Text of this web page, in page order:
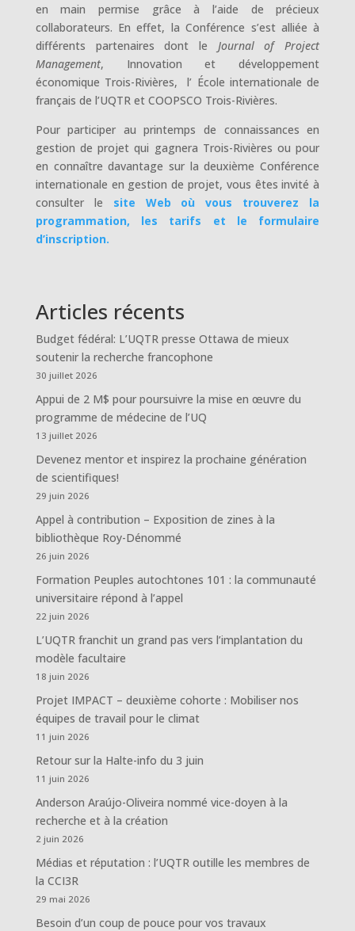
en main permise grâce à l’aide de précieux
collaborateurs. En effet, la Conférence s’est alliée à
différents partenaires dont le Journal of Project
Management, Innovation et développement
économique Trois-Rivières, l’ École internationale de
français de l’UQTR et COOPSCO Trois-Rivières.
Pour participer au printemps de connaissances en
gestion de projet qui gagnera Trois-Rivières ou pour
en connaître davantage sur la deuxième Conférence
internationale en gestion de projet, vous êtes invité à
consulter le site Web où vous trouverez la
programmation, les tarifs et le formulaire
d’inscription.
Articles récents
Budget fédéral: L’UQTR presse Ottawa de mieux
soutenir la recherche francophone
30 juillet 2026
Appui de 2 M$ pour poursuivre la mise en œuvre du
programme de médecine de l’UQ
13 juillet 2026
Devenez mentor et inspirez la prochaine génération
de scientifiques!
29 juin 2026
Appel à contribution – Exposition de zines à la
bibliothèque Roy-Dénommé
26 juin 2026
Formation Peuples autochtones 101 : la communauté
universitaire répond à l’appel
22 juin 2026
L’UQTR franchit un grand pas vers l’implantation du
modèle facultaire
18 juin 2026
Projet IMPACT – deuxième cohorte : Mobiliser nos
équipes de travail pour le climat
11 juin 2026
Retour sur la Halte-info du 3 juin
11 juin 2026
Anderson Araújo-Oliveira nommé vice-doyen à la
recherche et à la création
2 juin 2026
Médias et réputation : l’UQTR outille les membres de
la CCI3R
29 mai 2026
Besoin d’un coup de pouce pour vos travaux